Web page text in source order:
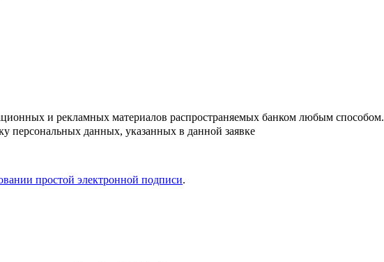
и рекламных материалов распространяемых банком любым способом.
персональных данных, указанных в данной заявке
простой электронной подписи.